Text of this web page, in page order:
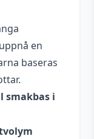
en
baseras
smakbas i